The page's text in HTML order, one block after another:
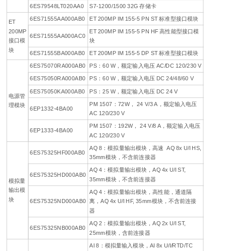
6ES79548LT020AA0
S7-1200/1500 32G 存储卡
ET
200MP
接口模
块
6ES71555AA000AB0 ET 200MP IM 155-5 PN ST 标准型接口模块
6ES71555AA000AC0
ET 200MP IM 155-5 PN HF 高性能型接口模
块
6ES71555BA000AB0
ET 200MP IM 155-5 DP ST 标准型接口模块
电源管
理模块
6ES75070RA000AB0
PS：60 W，额定输入电压 AC/DC 120/230 V
6ES75050RA000AB0
PS：60 W，额定输入电压 DC 24/48/60 V
6ES75050KA000AB0
PS：25 W，额定输入电压 DC 24 V
6EP1332-4BA00
PM 1507：72W， 24 V/3 A，额定输入电压
AC 120/230 V
6EP1333-4BA00
PM 1507：192W， 24 V/8 A，额定输入电压
AC 120/230 V
模拟量
输出模
块
6ES75325HF000AB0
AQ 8：模拟量输出模块，高速 AQ 8x U/I HS,
35mm模块，不含前连接器
6ES75325HD000AB0
AQ 4：模拟量输出模块，AQ 4x U/I ST,
35mm模块，不含前连接器
6ES75325ND000AB0
AQ 4：模拟量输出模块，高性能，通道隔
离，AQ 4x U/I HF, 35mm模块，不含前连接
器
6ES75325NB000AB0
AQ 2：模拟量输出模块，AQ 2x U/I ST,
25mm模块，含前连接器
AI 8：模拟量输入模块，AI 8x U/I/RTD/TC